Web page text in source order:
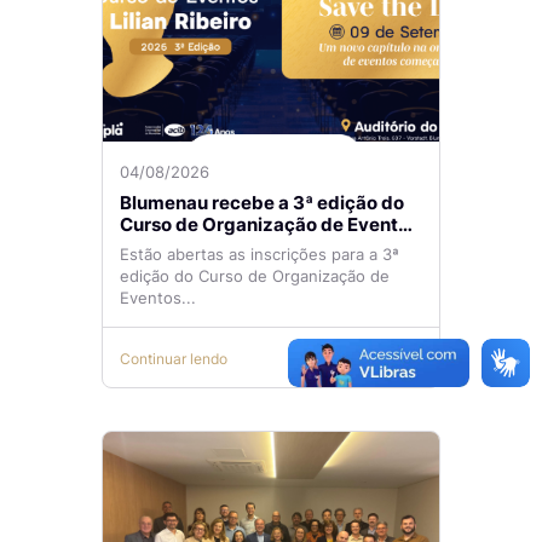
04/08/2026
Blumenau recebe a 3ª edição do
Curso de Organização de Eventos
Lilian Ribeiro
Estão abertas as inscrições para a 3ª
edição do Curso de Organização de
Eventos...
Continuar lendo